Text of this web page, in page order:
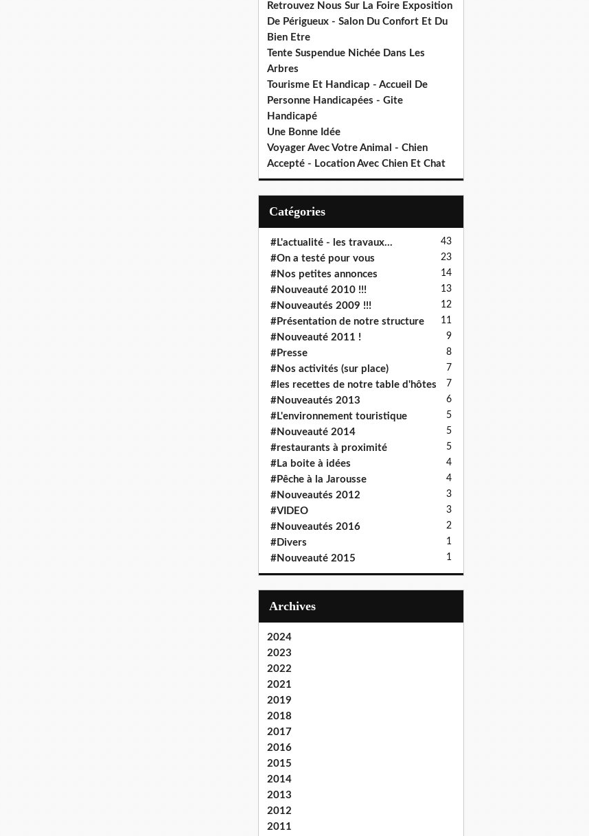
Retrouvez Nous Sur La Foire Exposition
De Périgueux - Salon Du Confort Et Du
Bien Etre
Tente Suspendue Nichée Dans Les
Arbres
Tourisme Et Handicap - Accueil De
Personne Handicapées - Gite
Handicapé
Une Bonne Idée
Voyager Avec Votre Animal - Chien
Accepté - Location Avec Chien Et Chat
Catégories
#L'actualité - les travaux... 43
#On a testé pour vous 23
#Nos petites annonces 14
#Nouveauté 2010 !!! 13
#Nouveautés 2009 !!! 12
#Présentation de notre structure 11
#Nouveauté 2011 ! 9
#Presse 8
#Nos activités (sur place) 7
#les recettes de notre table d'hôtes 7
#Nouveautés 2013 6
#L'environnement touristique 5
#Nouveauté 2014 5
#restaurants à proximité 5
#La boite à idées 4
#Pêche à la Jarousse 4
#Nouveautés 2012 3
#VIDEO 3
#Nouveautés 2016 2
#Divers 1
#Nouveauté 2015 1
Archives
2024
2023
2022
2021
2019
2018
2017
2016
2015
2014
2013
2012
2011